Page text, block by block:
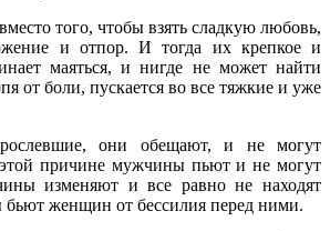
того, чтобы взять сладкую любовь,
и отпор. И тогда их крепкое и
маяться, и нигде не может найти
от боли, пускается во все тяжкие и уже
они обещают, и не могут
причине мужчины пьют и не могут
изменяют и все равно не находят
женщин от бессилия перед ними.